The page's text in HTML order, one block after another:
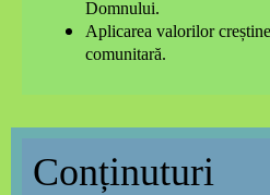
Domnului.
Aplicarea valorilor
comunitară.
Conținuturi